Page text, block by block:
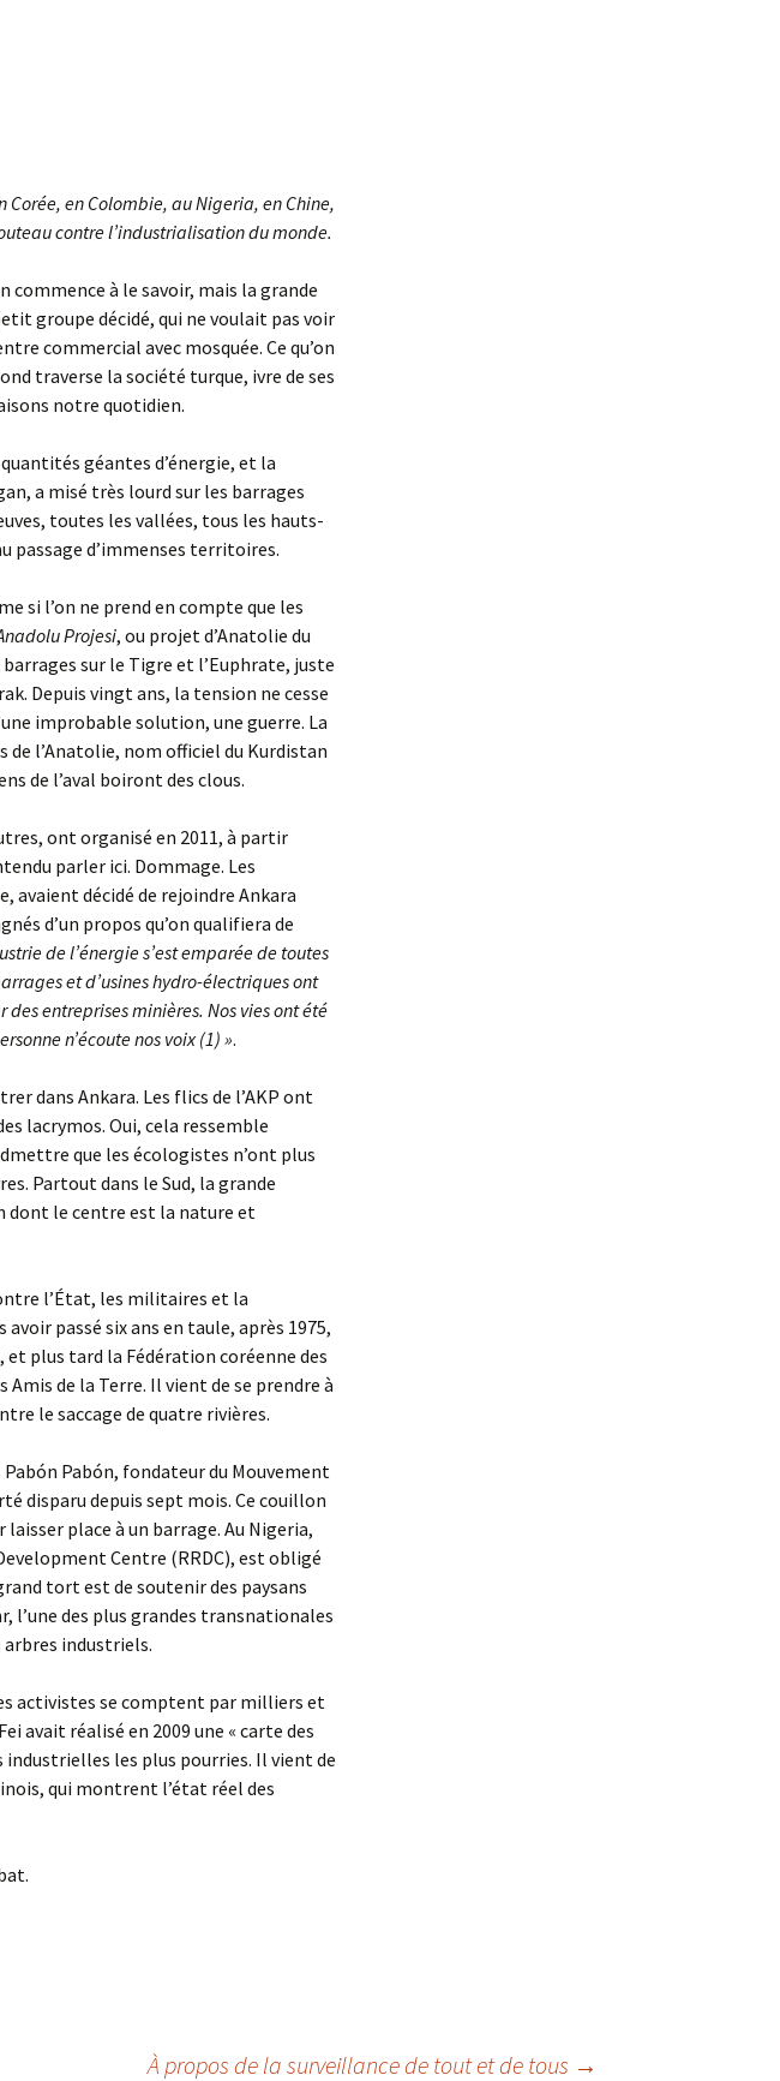
Corée, en Colombie, au Nigeria, en Chine,
contre l’industrialisation du monde.
commence à le savoir, mais la grande
groupe décidé, qui ne voulait pas voir
commercial avec mosquée. Ce qu’on
traverse la société turque, ivre de ses
notre quotidien.
géantes d’énergie, et la
a misé très lourd sur les barrages
toutes les vallées, tous les hauts-
passage d’immenses territoires.
si l’on ne prend en compte que les
Projesi, ou projet d’Anatolie du
sur le Tigre et l’Euphrate, juste
Depuis vingt ans, la tension ne cesse
improbable solution, une guerre. La
de l’Anatolie, nom officiel du Kurdistan
de l’aval boiront des clous.
ont organisé en 2011, à partir
parler ici. Dommage. Les
avaient décidé de rejoindre Ankara
d’un propos qu’on qualifiera de
de l’énergie s’est emparée de toutes
et d’usines hydro-électriques ont
entreprises minières. Nos vies ont été
n’écoute nos voix (1) ».
dans Ankara. Les flics de l’AKP ont
lacrymos. Oui, cela ressemble
que les écologistes n’ont plus
Partout dans le Sud, la grande
dont le centre est la nature et
l’État, les militaires et la
passé six ans en taule, après 1975,
plus tard la Fédération coréenne des
de la Terre. Il vient de se prendre à
le saccage de quatre rivières.
Pabón, fondateur du Mouvement
disparu depuis sept mois. Ce couillon
place à un barrage. Au Nigeria,
Centre (RRDC), est obligé
tort est de soutenir des paysans
l’une des plus grandes transnationales
industriels.
activistes se comptent par milliers et
avait réalisé en 2009 une « carte des
les plus pourries. Il vient de
qui montrent l’état réel des
À propos de la surveillance de tout et de tous →